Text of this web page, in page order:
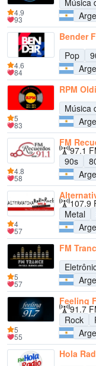
Música
4.9
93
Bender
Pop
4.6
84
RPM
Música
5
83
FM
97.1
90s
4.8
58
107.9
Metal
4
57
FM
5
57
Feeling
91.7
Rock
5
55
Hola